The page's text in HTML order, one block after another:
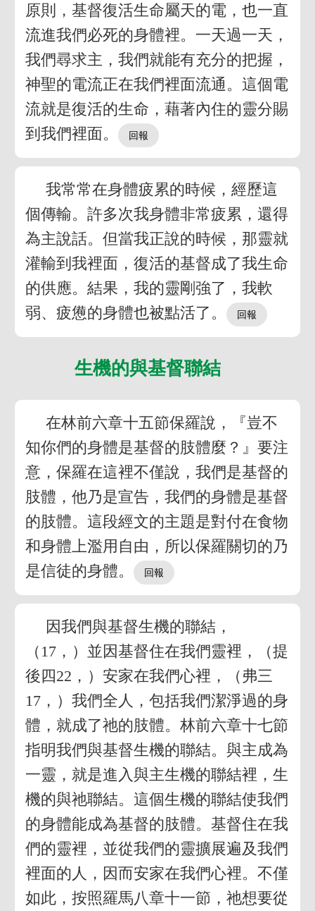
原則，基督復活生命屬天的電，也一直
流進我們必死的身體裡。一天過一天，
我們尋求主，我們就能有充分的把握，
神聖的電流正在我們裡面流通。這個電
流就是復活的生命，藉著內住的靈分賜
到我們裡面。
我常常在身體疲累的時候，經歷這
個傳輸。許多次我身體非常疲累，還得
為主說話。但當我正說的時候，那靈就
灌輸到我裡面，復活的基督成了我生命
的供應。結果，我的靈剛強了，我軟
弱、疲憊的身體也被點活了。
生機的與基督聯結
在林前六章十五節保羅說，『豈不
知你們的身體是基督的肢體麼？』要注
意，保羅在這裡不僅說，我們是基督的
肢體，他乃是宣告，我們的身體是基督
的肢體。這段經文的主題是對付在食物
和身體上濫用自由，所以保羅關切的乃
是信徒的身體。
因我們與基督生機的聯結，
（17，）並因基督住在我們靈裡，（提
後四22，）安家在我們心裡，（弗三
17，）我們全人，包括我們潔淨過的身
體，就成了祂的肢體。林前六章十七節
指明我們與基督生機的聯結。與主成為
一靈，就是進入與主生機的聯結裡，生
機的與祂聯結。這個生機的聯結使我們
的身體能成為基督的肢體。基督住在我
們的靈裡，並從我們的靈擴展遍及我們
裡面的人，因而安家在我們心裡。不僅
如此，按照羅馬八章十一節，祂想要從